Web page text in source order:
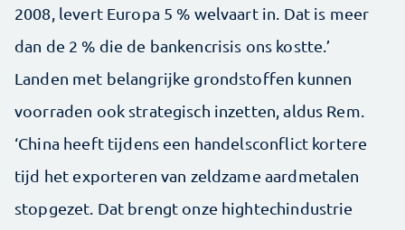
2008, levert Europa 5 % welvaart in. Dat is meer
dan de 2 % die de bankencrisis ons kostte.’
Landen met belangrijke grondstoffen kunnen
voorraden ook strategisch inzetten, aldus Rem.
‘China heeft tijdens een handelsconflict kortere
tijd het exporteren van zeldzame aardmetalen
stopgezet. Dat brengt onze hightechindustrie